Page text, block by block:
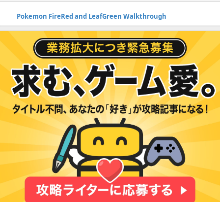
Pokemon FireRed and LeafGreen Walkthrough